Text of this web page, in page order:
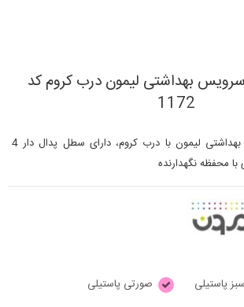
بهداشتی لیمون درب کروم کد
1172
سطل و فرچه سرویس بهداشتی لیمون با درب کروم، دارای سطل پدال دار 4
با محفظه نگهدارنده
سبز پاستیلی
صورتی پاستیلی